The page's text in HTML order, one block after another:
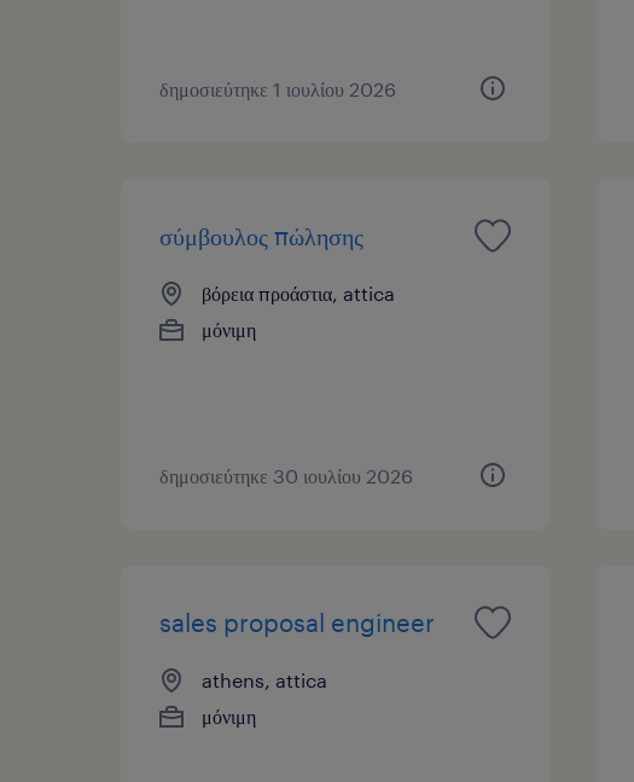
δημοσιεύτηκε 1 ιουλίου 2026
σύμβουλος πώλησης
βόρεια προάστια, attica
μόνιμη
δημοσιεύτηκε 30 ιουλίου 2026
sales proposal engineer
athens, attica
μόνιμη